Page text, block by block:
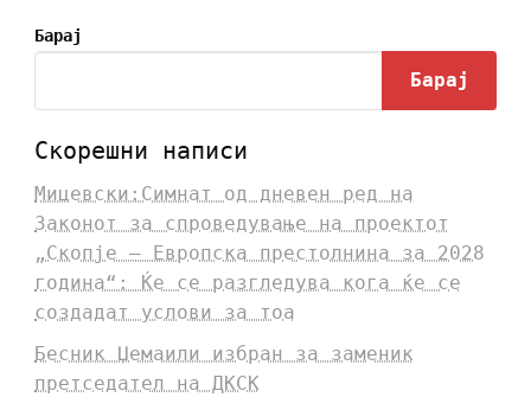
Барај
Барај
Скорешни написи
Мицевски:Симнат од дневен ред на
Законот за спроведување на проектот
„Скопје – Европска престолнина за 2028
година“: Ќе се разгледува кога ќе се
создадат услови за тоа
Бесник Џемаили избран за заменик
претседател на ДКСК